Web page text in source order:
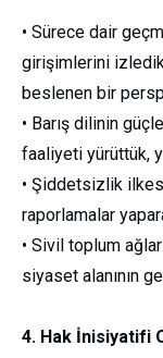
• Sürece dair
girişimlerini
beslenen bir
• Barış dilinin
faaliyeti yürüttük,
• Şiddetsizlik
raporlamalar
• Sivil toplum
siyaset alanının
4. Hak İnisiyatifi